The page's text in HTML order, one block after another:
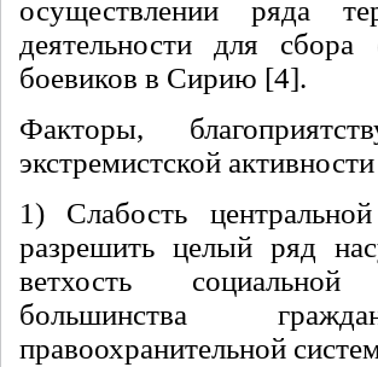
осуществлении ряда
деятельности для
боевиков в Сирию [4].
Факторы,
экстремистской
1) Слабость
разрешить целый ряд
ветхость
большинства
правоохранительной